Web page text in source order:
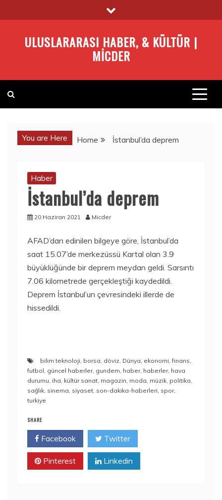
to
ULUSLARARASI HABER, & KÜLTÜR |
MICDER
You are Here Home İstanbul’da deprem
Haber
İstanbul’da deprem
20 Haziran 2021 Micder
AFAD’dan edinilen bilgeye göre, İstanbul’da
saat 15.07’de merkezüssü Kartal olan 3.9
büyüklüğünde bir deprem meydan geldi. Sarsıntı
7.06 kilometrede gerçekleştiği kaydedildi.
Deprem İstanbul’un çevresindeki illerde de
hissedildi.
bilim teknoloji, borsa, döviz, Dünya, ekonomi,finans,
futbol, güncel haberler, gundem, haber, haberler, hava
durumu, iha, kültür sanat, magazin, moda, müzik, politika,
sağlık, sinema, siyaset, son-dakika-haberleri, spor,
turkiye
SHARE
Facebook Twitter
Pinterest Linkedin